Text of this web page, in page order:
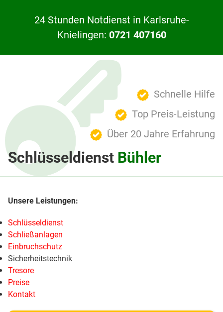
24 Stunden Notdienst in Karlsruhe-
Knielingen: 0721 407160
Schnelle Hilfe
Top Preis-Leistung
Über 20 Jahre Erfahrung
Schlüsseldienst Bühler
Schlüsseldienst
Schließanlagen
Einbruchschutz
Sicherheitstechnik
Tresore
Preise
Kontakt